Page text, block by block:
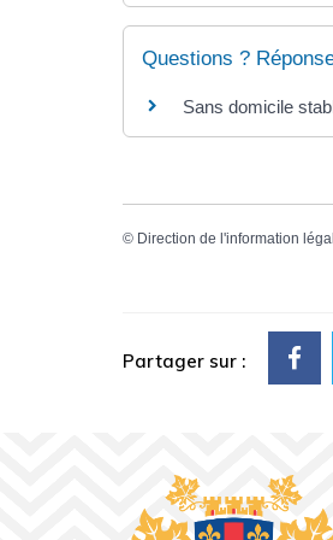
Questions ?
Sans domicile
© Direction de l'information
Partager sur :